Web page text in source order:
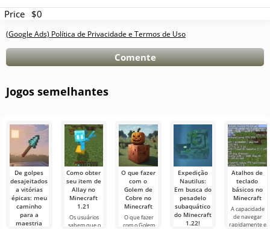
Price $0
(Google Ads) Política de Privacidade e Termos de Uso
Comente
Jogos semelhantes
De golpes
desajeitados
a vitórias
épicas: meu
caminho
para a
maestria
Como obter
seu item de
Allay no
Minecraft
1.21
Os usuários
sabem que o
O que fazer
com o
Golem de
Cobre no
Minecraft
O que fazer
com o Golem
Expedição
Nautilus:
Em busca do
pesadelo
subaquático
do Minecraft
1.22!
Atalhos de
teclado
básicos no
Minecraft
A capacidade
de navegar
rapidamente e